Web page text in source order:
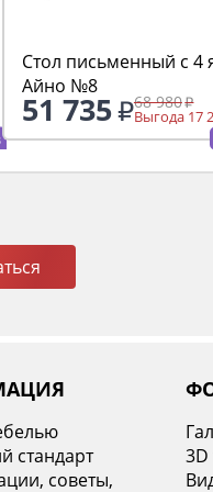
Стол письменный с 4
Айно №8
51 735 68 980
Выгода 17
стандарт
советы,